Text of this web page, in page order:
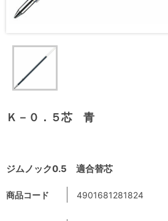
Ｋ－０．５芯 青
ジムノック0.5 適合替芯
商品コード 4901681281824